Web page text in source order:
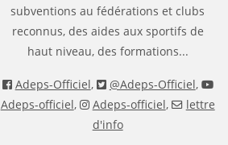
subventions au fédérations et clubs
reconnus, des aides aux sportifs de
haut niveau, des formations...
Adeps-Officiel, @Adeps-Officiel,
Adeps-officiel, Adeps-officiel,
lettre
d'info